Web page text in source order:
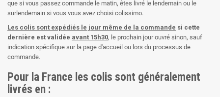
que si vous passez commande le matin, êtes livré le lendemain ou le
surlendemain si vous vous avez choisi colissimo.
Les colis sont expédiés le jour même de la commande si cette
dernière est validée avant 15h30, le prochain jour ouvré sinon, sauf
indication spécifique sur la page d'accueil ou lors du processus de
commande.
Pour la France les colis sont généralement
livrés en :